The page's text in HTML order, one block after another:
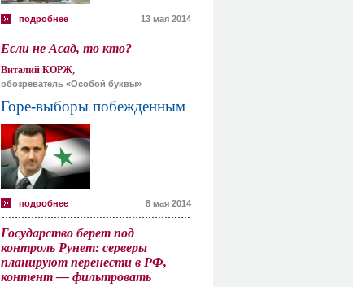
подробнее 13 мая 2014
Если не Асад, то кто?
Виталий КОРЖ,
обозреватель «Особой буквы»
Горе-выборы побежденным
подробнее 8 мая 2014
Государство берет под
контроль Рунет: серверы
планируют перенести в РФ,
контент — фильтровать